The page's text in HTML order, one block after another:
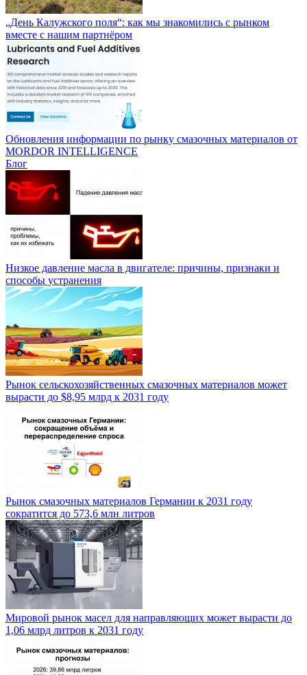
„День Калужского поля“: как мы знакомились с рынком
вместе с нашим партнёром
Обновления информации по рынку смазочных материалов от
MORDOR INTELLIGENCE
Блог
Низкое давление масла в двигателе: причины, признаки и
способы устранения
Рынок сельскохозяйственных смазочных материалов может
вырасти до $8,95 млрд к 2031 году
Рынок смазочных материалов Германии к 2031 году
сократится до 573,6 млн литров
Мировой рынок масел для направляющих может вырасти до
1,06 млрд литров к 2031 году